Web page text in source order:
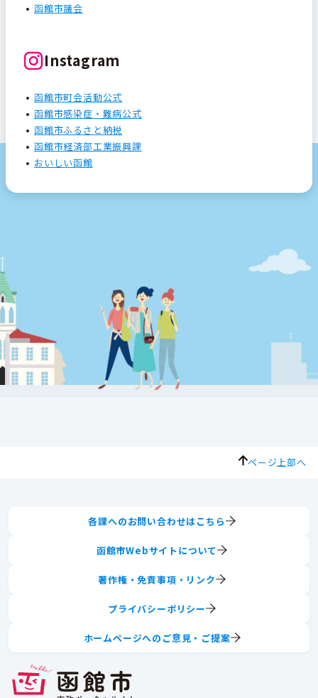
函館市議会
Instagram
函館市町会活動公式
函館市感染症・難病公式
函館市ふるさと納税
函館市経済部工業振興課
おいしい函館
ページ上部へ
各課へのお問い合わせはこちら
函館市Webサイトについて
著作権・免責事項・リンク
プライバシーポリシー
ホームページへのご意見・ご提案